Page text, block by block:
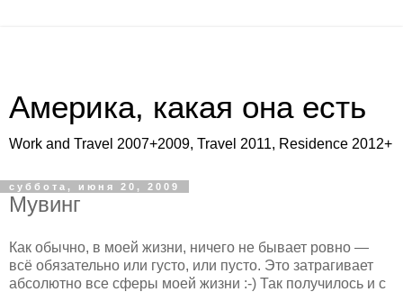
Америка, какая она есть
Work and Travel 2007+2009, Travel 2011, Residence 2012+
суббота, июня 20, 2009
Мувинг
Как обычно, в моей жизни, ничего не бывает ровно —
всё обязательно или густо, или пусто. Это затрагивает
абсолютно все сферы моей жизни :-) Так получилось и с